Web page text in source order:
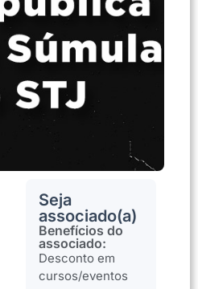
Seja
associado(a)
Benefícios do
associado:
Desconto em
cursos/eventos